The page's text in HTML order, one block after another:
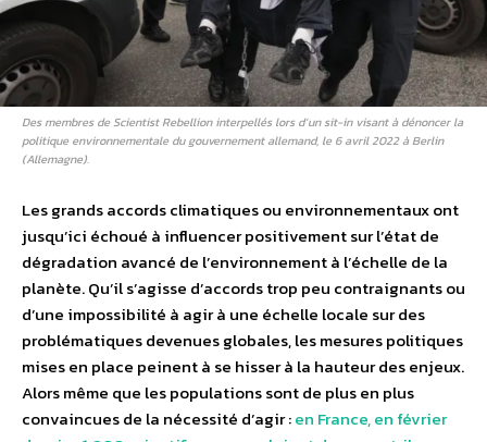
Des membres de Scientist Rebellion interpellés lors d’un sit-in visant à dénoncer la
politique environnementale du gouvernement allemand, le 6 avril 2022 à Berlin
(Allemagne).
Les grands accords climatiques ou environnementaux ont
jusqu’ici échoué à influencer positivement sur l’état de
dégradation avancé de l’environnement à l’échelle de la
planète. Qu’il s’agisse d’accords trop peu contraignants ou
d’une impossibilité à agir à une échelle locale sur des
problématiques devenues globales, les mesures politiques
mises en place peinent à se hisser à la hauteur des enjeux.
Alors même que les populations sont de plus en plus
convaincues de la nécessité d’agir :en France, en février